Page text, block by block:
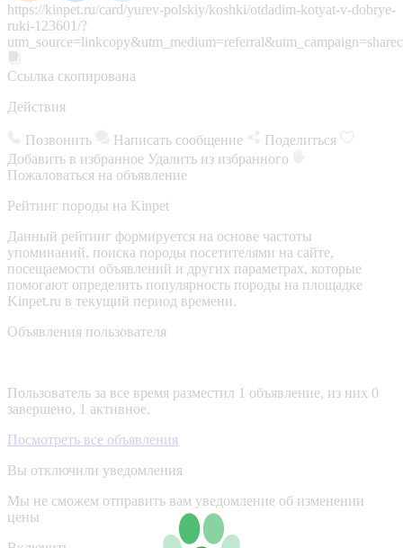
https://kinpet.ru/card/yurev-polskiy/koshki/otdadim-kotyat-v-dobrye-
ruki-123601/?
Ссылка скопирована
Действия
Позвонить Написать сообщение
Поделиться
Добавить в избранное Удалить из избранного
Пожаловаться на объявление
Рейтинг породы на Kinpet
Данный рейтинг формируется на основе частоты
упоминаний, поиска породы посетителями на сайте,
посещаемости объявлений и других параметрах, которые
помогают определить популярность породы на площадке
Kinpet.ru в текущий период времени.
Объявления пользователя
Пользователь за все время разместил 1 объявление, из них 0
завершено, 1 активное.
Посмотреть все объявления
Вы отключили уведомления
Мы не сможем отправить вам уведомление об изменении
цены